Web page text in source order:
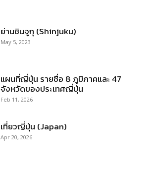
ย่านชินจูกุ (Shinjuku)
May 5, 2023
แผนที่ญี่ปุ่น รายชื่อ 8 ภูมิภาคและ 47
จังหวัดของประเทศญี่ปุ่น
Feb 11, 2026
เที่ยวญี่ปุ่น (Japan)
Apr 20, 2026